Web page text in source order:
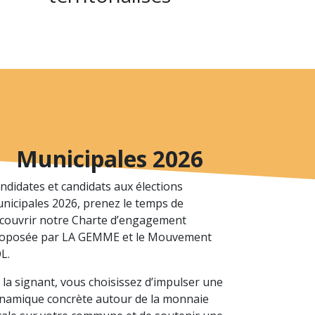
Municipales 2026
et candidats aux élections
2026, prenez le temps de
notre Charte d’engagement
par LA GEMME et le Mouvement
la signant, vous choisissez d’impulser une
concrète autour de la monnaie